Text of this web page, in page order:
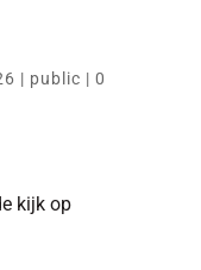
| public | 0
kijk op